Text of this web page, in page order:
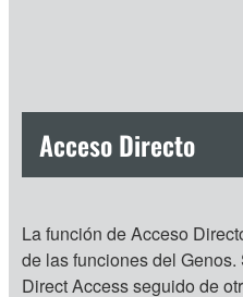
Acceso Directo
La función de Acceso
de las funciones del
Direct Access seguido de